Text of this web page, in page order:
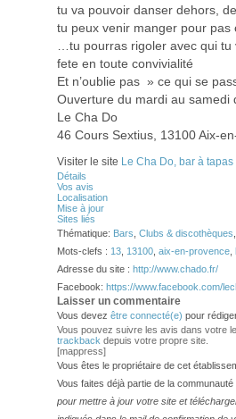
tu va pouvoir danser dehors,
tu peux venir manger pour pas
…tu pourras rigoler avec qui tu
fete en toute convivialité
Et n’oublie pas » ce qui se
Ouverture du mardi au samedi
Le Cha Do
46 Cours Sextius, 13100 Aix-
Visiter le site Le Cha Do, bar à tapas
Détails
Vos avis
Localisation
Mise à jour
Sites liés
Thématique: Bars Clubs & discothèques
Mots-clefs : 13 13100 aix-en-provence
Adresse du site : http://www.chado.fr/
Facebook: https://www.facebook.com/
Laisser un commentaire
Vous devez être connecté(e) pour
Vous pouvez suivre les avis dans votre
trackback depuis votre propre site.
[mappress]
Vous êtes le propriétaire de cet
Vous faites déjà partie de la communauté
pour mettre à jour votre site et